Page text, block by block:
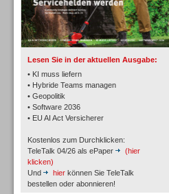
Lesen Sie in der aktuellen Ausgabe:
• KI muss liefern
• Hybride Teams managen
• Geopolitik
• Software 2036
• EU AI Act Versicherer
Kostenlos zum Durchklicken:
TeleTalk 04/26 als ePaper
(hier
klicken)
Und
hier können Sie TeleTalk
bestellen oder abonnieren!
TK- und ACD-Systeme
Workforce-Management